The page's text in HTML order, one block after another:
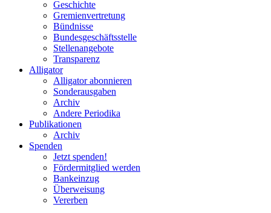
Geschichte
Gremienvertretung
Bündnisse
Bundesgeschäftsstelle
Stellenangebote
Transparenz
Alligator
Alligator abonnieren
Sonderausgaben
Archiv
Andere Periodika
Publikationen
Archiv
Spenden
Jetzt spenden!
Fördermitglied werden
Bankeinzug
Überweisung
Vererben